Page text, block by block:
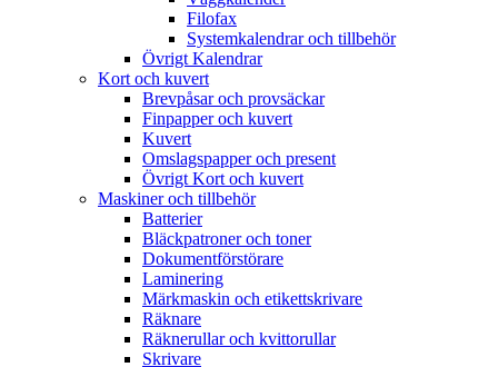
Filofax
Systemkalendrar och tillbehör
Övrigt Kalendrar
Kort och kuvert
Brevpåsar och provsäckar
Finpapper och kuvert
Kuvert
Omslagspapper och present
Övrigt Kort och kuvert
Maskiner och tillbehör
Batterier
Bläckpatroner och toner
Dokumentförstörare
Laminering
Märkmaskin och etikettskrivare
Räknare
Räknerullar och kvittorullar
Skrivare